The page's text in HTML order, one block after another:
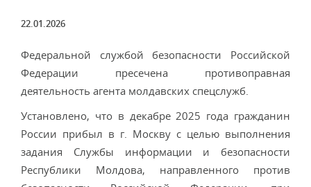
22.01.2026
Федеральной службой безопасности Российской
Федерации пресечена противоправная
деятельность агента молдавских спецслужб.
Установлено, что в декабре 2025 года гражданин
России прибыл в г. Москву с целью выполнения
задания Службы информации и безопасности
Республики Молдова, направленного против